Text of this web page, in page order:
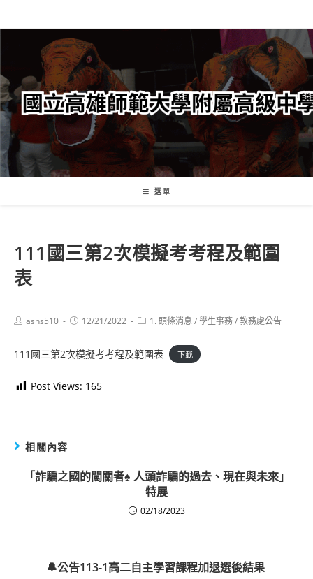
轉
要
內
容
選單
111國三第2次模擬考考程及範圍
表
Postashs510
Post12/21/2022
Post1. 頭條消息 /學生事務/教務處公告
111國三第2次模擬考考程及範圍表 下載
Post Views: 165
相關內容
「詐騙之國的闖關者♠ 人頭詐騙的過去、現在與未來」
特展
02/18/2023
🔔公告113-1高二自主學習課程加退選後結果